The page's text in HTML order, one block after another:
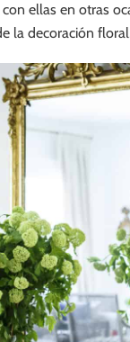
ellas en otras
la decoración